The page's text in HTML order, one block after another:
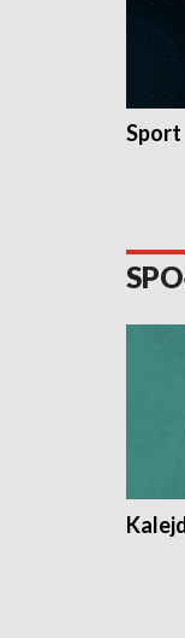
Sport